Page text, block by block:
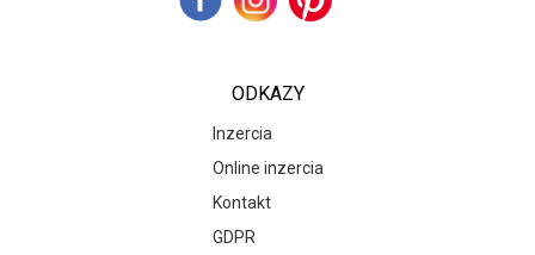
ODKAZY
Inzercia
Online inzercia
Kontakt
GDPR